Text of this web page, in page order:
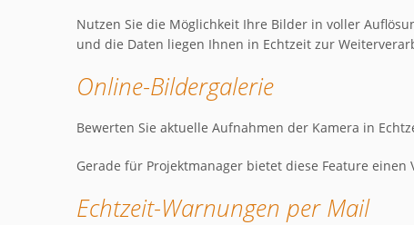
Nutzen Sie die Möglichkeit Ihre Bilder in voller
und die Daten liegen Ihnen in Echtzeit zur
Online-Bildergalerie
Bewerten Sie aktuelle Aufnahmen der Kamera in
Gerade für Projektmanager bietet diese Feature einen
Echtzeit-Warnungen per Mail